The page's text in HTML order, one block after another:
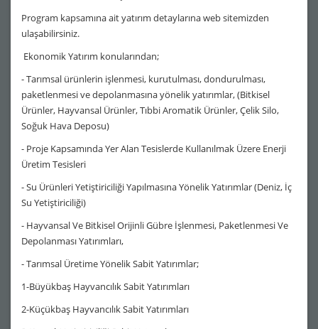
Program kapsamına ait yatırım detaylarına web sitemizden
ulaşabilirsiniz.
Ekonomik Yatırım konularından;
- Tarımsal ürünlerin işlenmesi, kurutulması, dondurulması,
paketlenmesi ve depolanmasına yönelik yatırımlar, (Bitkisel
Ürünler, Hayvansal Ürünler, Tıbbi Aromatik Ürünler, Çelik Silo,
Soğuk Hava Deposu)
- Proje Kapsamında Yer Alan Tesislerde Kullanılmak Üzere Enerji
Üretim Tesisleri
- Su Ürünleri Yetiştiriciliği Yapılmasına Yönelik Yatırımlar (Deniz, İç
Su Yetiştiriciliği)
- Hayvansal Ve Bitkisel Orijinli Gübre İşlenmesi, Paketlenmesi Ve
Depolanması Yatırımları,
- Tarımsal Üretime Yönelik Sabit Yatırımlar;
1-Büyükbaş Hayvancılık Sabit Yatırımları
2-Küçükbaş Hayvancılık Sabit Yatırımları